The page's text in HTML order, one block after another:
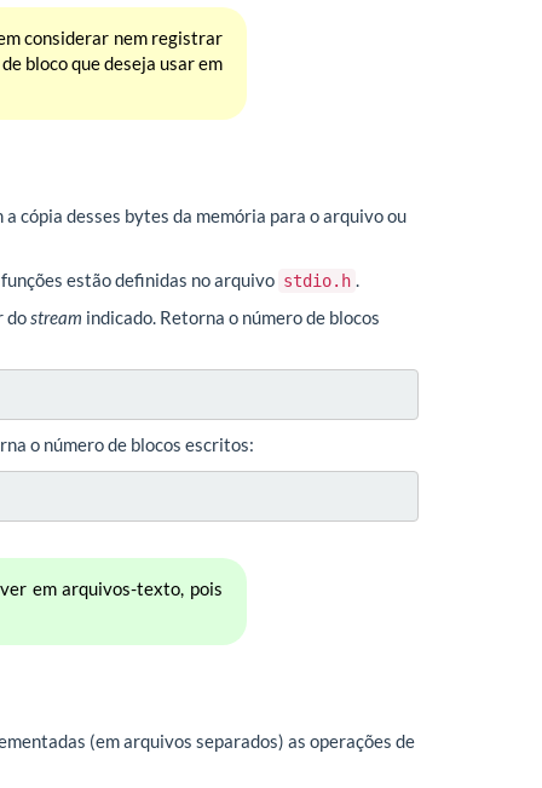
considerar nem registrar
bloco que deseja usar em
cópia desses bytes da memória para o arquivo ou
estão definidas no arquivo stdio.h
dostream indicado. Retorna o número de blocos
o número de blocos escritos:
em arquivos-texto, pois
(em arquivos separados) as operações de